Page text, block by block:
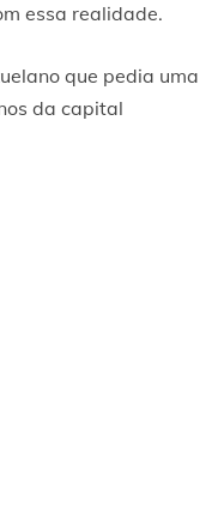
essa realidade.
que pedia uma
da capital